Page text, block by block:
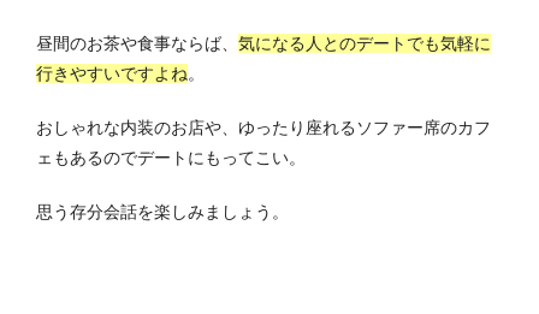
昼間のお茶や食事ならば、 気になる人とのデートでも気軽に
行きやすいですよね。
おしゃれな内装のお店や、ゆったり座れるソファー席のカフ
ェもあるのでデートにもってこい。
思う存分会話を楽しみましょう。